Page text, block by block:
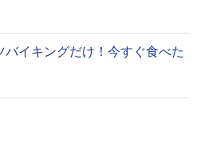
バイキングだけ！今すぐ食べた